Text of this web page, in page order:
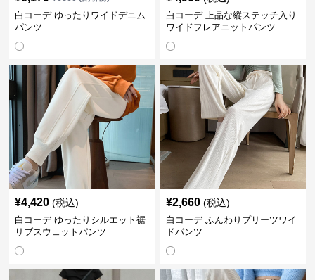
白コーデ ゆったりワイドデニム
パンツ
白コーデ 上品な縦ステッチ入り
ワイドフレアニットパンツ
¥4,420 (税込)
白コーデ ゆったりシルエット裾
リブスウェットパンツ
¥2,660 (税込)
白コーデ ふんわりプリーツワイ
ドパンツ